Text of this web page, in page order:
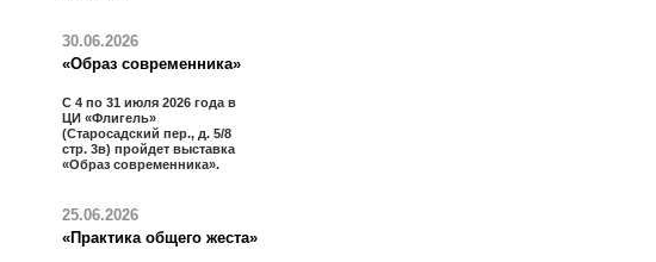
30.06.2026
«Образ современника»
С 4 по 31 июля 2026 года в
ЦИ «Флигель»
(Старосадский пер., д. 5/8
стр. 3в) пройдет выставка
«Образ современника».
25.06.2026
«Практика общего жеста»